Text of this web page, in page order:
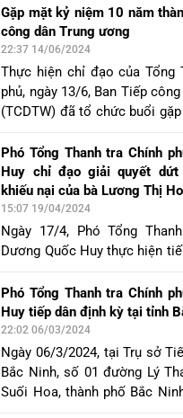
ông Vũ Văn Họa và một số
xóm 11, xã Quỳnh Trang, thị
tỉnh Nghệ An.
Gặp mặt kỷ niệm 10 năm
công dân Trung ương
22:37 14/06/2024
Thực hiện chỉ đạo của Tổng
phủ, ngày 13/6, Ban Tiếp
(TCDTW) đã tổ chức buổi gặp
(14/7/2014- 14/7/2024) tại Trụ
chỉ số 1, Ngô Thì Nhậm, quận
phố Hà Nội. Tham dự buổi
Tổng Thanh tra Chính phủ
các đồng chí nguyên Phó
Chính phủ Trần Quốc
Ngọc Liêm; cùng đại diện
ương tham gia tiếp công
TCDTW và đại diện các cơ
Phó Tổng Thanh tra Chính
Huy chỉ đạo giải quyết
khiếu nại của bà Lương Thị
15:07 19/04/2024
Ngày 17/4, Phó Tổng
Dương Quốc Huy thực hiện
nại của bà Lương Thị Hoa,
Đồi Ngang, thị trấn Tân
Liêm.
Phó Tổng Thanh tra Chính
Huy tiếp dân định kỳ tại tỉnh
22:02 06/03/2024
Ngày 06/3/2024, tại Trụ sở
Bắc Ninh, số 01 đường Lý
Suối Hoa, thành phố Bắc